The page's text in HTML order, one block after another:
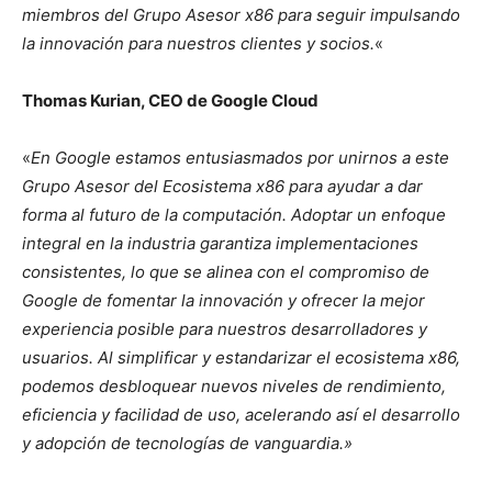
miembros del Grupo Asesor x86 para seguir impulsando
la innovación para nuestros clientes y socios.«
Thomas Kurian, CEO de Google Cloud
«En Google estamos entusiasmados por unirnos a este
Grupo Asesor del Ecosistema x86 para ayudar a dar
forma al futuro de la computación. Adoptar un enfoque
integral en la industria garantiza implementaciones
consistentes, lo que se alinea con el compromiso de
Google de fomentar la innovación y ofrecer la mejor
experiencia posible para nuestros desarrolladores y
usuarios. Al simplificar y estandarizar el ecosistema x86,
podemos desbloquear nuevos niveles de rendimiento,
eficiencia y facilidad de uso, acelerando así el desarrollo
y adopción de tecnologías de vanguardia.»